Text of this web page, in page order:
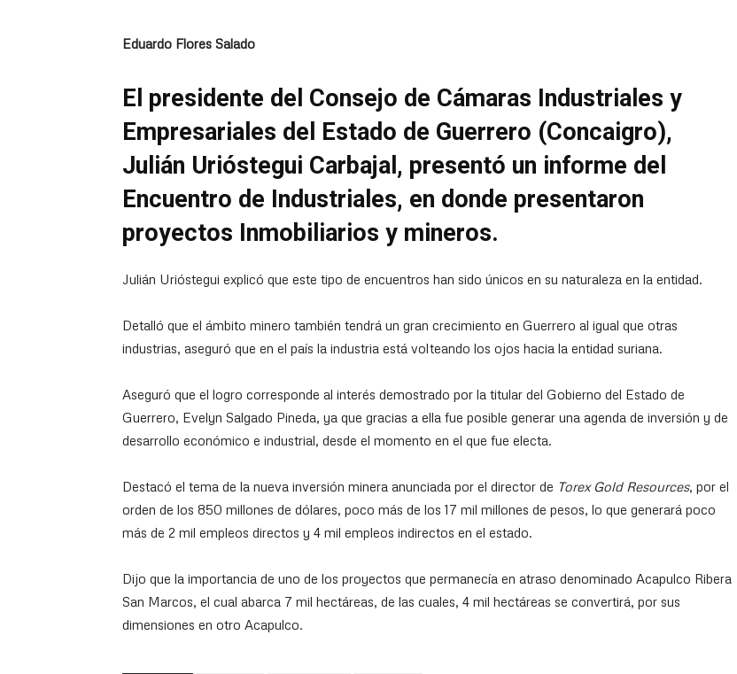
Eduardo Flores Salado
El presidente del Consejo de Cámaras Industriales y
Empresariales del Estado de Guerrero (Concaigro),
Julián Urióstegui Carbajal, presentó un informe del
Encuentro de Industriales, en donde presentaron
proyectos Inmobiliarios y mineros.
Julián Urióstegui explicó que este tipo de encuentros han sido únicos en su naturaleza en la entidad.
Detalló que el ámbito minero también tendrá un gran crecimiento en Guerrero al igual que otras
industrias, aseguró que en el país la industria está volteando los ojos hacia la entidad suriana.
Aseguró que el logro corresponde al interés demostrado por la titular del Gobierno del Estado de
Guerrero, Evelyn Salgado Pineda, ya que gracias a ella fue posible generar una agenda de inversión y de
desarrollo económico e industrial, desde el momento en el que fue electa.
Destacó el tema de la nueva inversión minera anunciada por el director de Torex Gold Resources, por el
orden de los 850 millones de dólares, poco más de los 17 mil millones de pesos, lo que generará poco
más de 2 mil empleos directos y 4 mil empleos indirectos en el estado.
Dijo que la importancia de uno de los proyectos que permanecía en atraso denominado Acapulco Ribera
San Marcos, el cual abarca 7 mil hectáreas, de las cuales, 4 mil hectáreas se convertirá, por sus
dimensiones en otro Acapulco.